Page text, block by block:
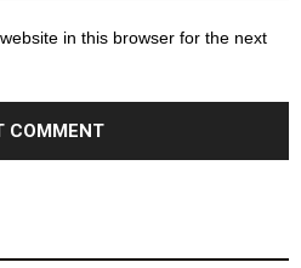
in this browser for the next